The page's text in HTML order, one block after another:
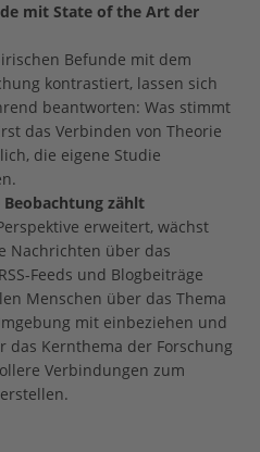
mit State of the Art der
Befunde mit dem
kontrastiert, lassen sich
beantworten: Was stimmt
das Verbinden von Theorie
die eigene Studie
Beobachtung zählt
erweitert, wächst
Nachrichten über das
Feeds und Blogbeiträge
Menschen über das Thema
mit einbeziehen und
das Kernthema der Forschung
Verbindungen zum